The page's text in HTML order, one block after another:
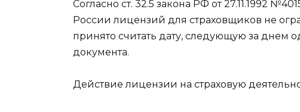
Согласно ст. 32.5 закона РФ от 27.11.1992
России лицензий для страховщиков не
принято считать дату, следующую за днем
документа.
Действие лицензии на страховую